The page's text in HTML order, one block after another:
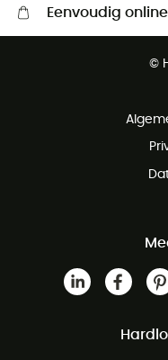
Eenvoudig
Gratis retourneren binnen
©